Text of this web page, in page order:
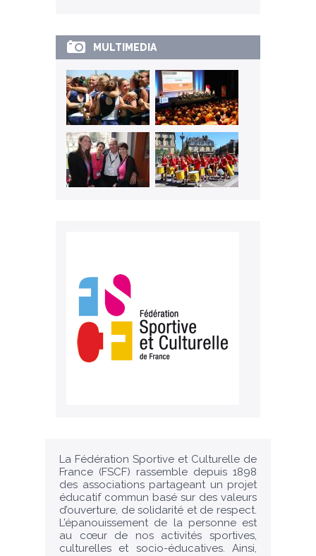
MULTIMEDIA
La Fédération Sportive et Culturelle de
France (FSCF) rassemble depuis 1898
des associations partageant un projet
éducatif commun basé sur des valeurs
d’ouverture, de solidarité et de respect.
L’épanouissement de la personne est
au cœur de nos activités sportives,
culturelles et socio-éducatives. Ainsi,